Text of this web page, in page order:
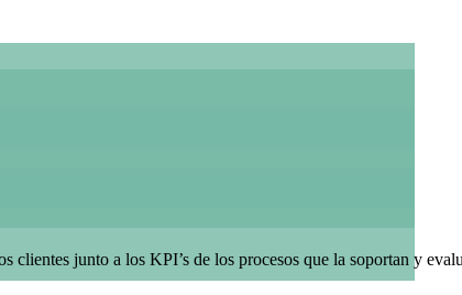
junto a los KPI’s de los procesos que la soportan y